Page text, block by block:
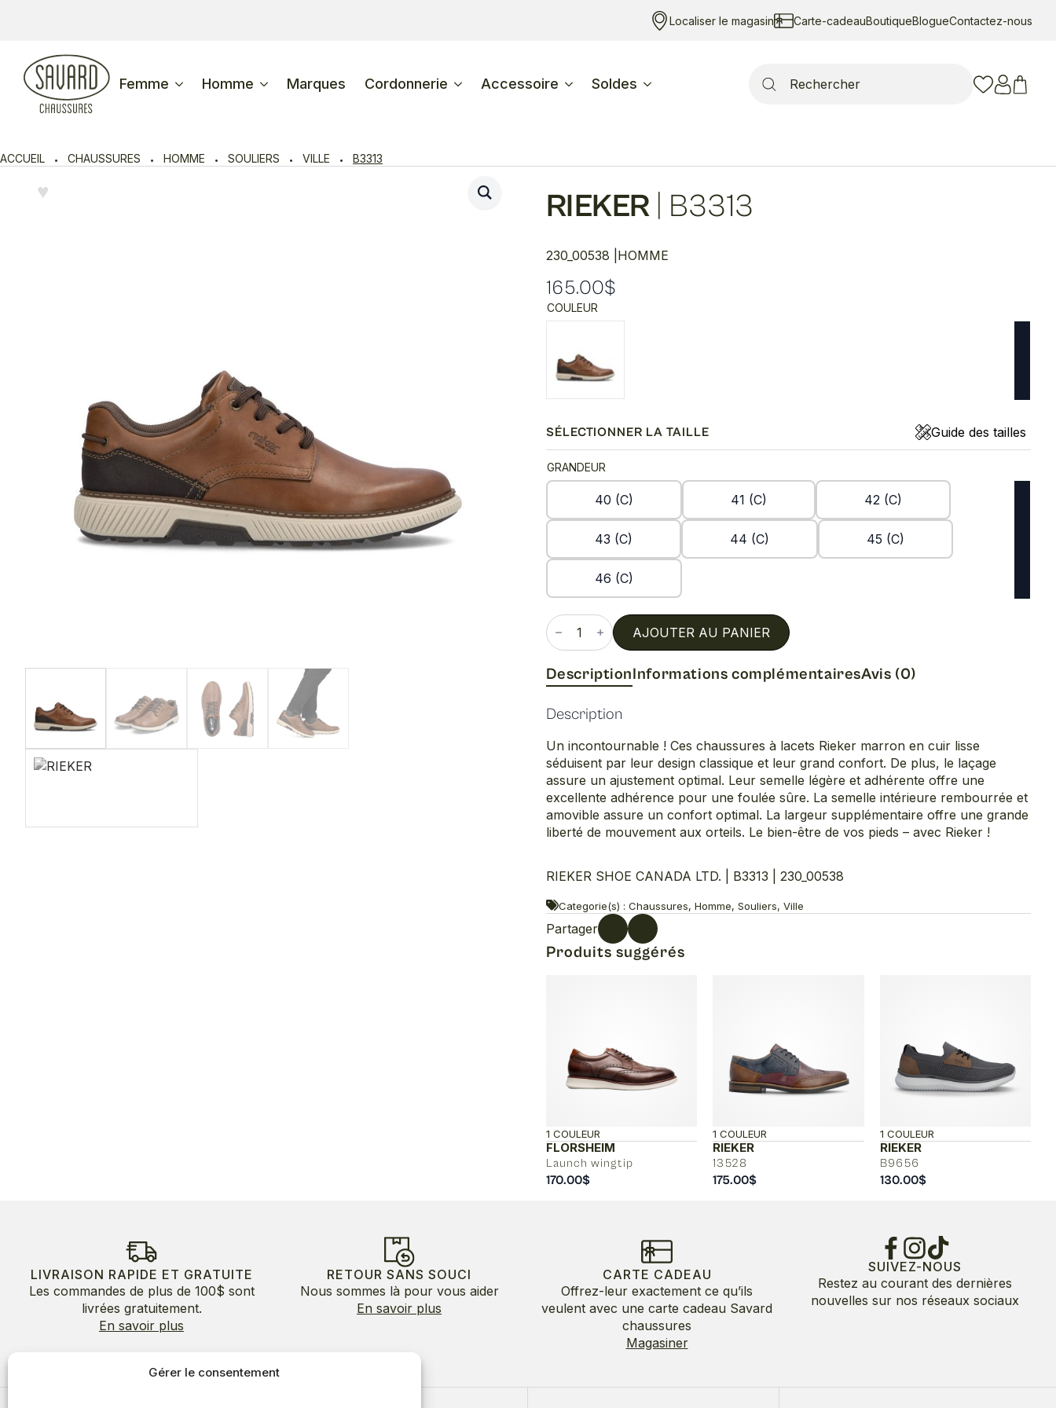
Gérer le consentement
Localiser le magasin Carte-cadeauBoutiqueBlogueContactez-nous
Femme Homme Marques Cordonnerie Accessoire Soldes
for:
ACCUEIL CHAUSSURES HOMME SOULIERS VILLE B3313
♥︎ RIEKER B3313
230_00538 | HOMME
165.00$
COULEUR
SÉLECTIONNER LA TAILLE Guide des tailles
GRANDEUR
40 (C) 41 (C) 42 (C)
43 (C) 44 (C) 45 (C)
46 (C)
quantité
de
B3313
AJOUTER AU PANIER
DescriptionInformations complémentairesAvis (0)
Description
Un incontournable ! Ces chaussures à lacets Rieker marron en cuir lisse
séduisent par leur design classique et leur grand confort. De plus, le laçage
assure un ajustement optimal. Leur semelle légère et adhérente offre une
excellente adhérence pour une foulée sûre. La semelle intérieure rembourrée et
amovible assure un confort optimal. La largeur supplémentaire offre une grande
liberté de mouvement aux orteils. Le bien-être de vos pieds – avec Rieker !
RIEKER SHOE CANADA LTD. | B3313 | 230_00538
Categorie(s) : Chaussures, Homme, Souliers, Ville
Partager
Produits suggérés
FLORSHEIM
Launch wingtip
1 COULEUR
170.00$
RIEKER
13528
1 COULEUR
175.00$
RIEKER
B9656
1 COULEUR
130.00$
LIVRAISON RAPIDE ET GRATUITE
Les commandes de plus de 100$ sont
livrées gratuitement.
En savoir plus
RETOUR SANS SOUCI
Nous sommes là pour vous aider
En savoir plus
CARTE CADEAU
Offrez-leur exactement ce qu’ils
veulent avec une carte cadeau Savard
chaussures
Magasiner
SUIVEZ-NOUS
Restez au courant des dernières
nouvelles sur nos réseaux sociaux